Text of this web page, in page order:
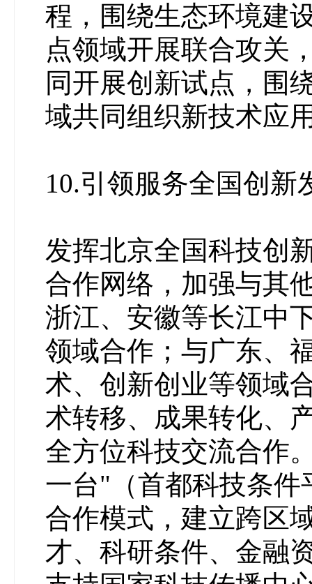
程，围绕生态环境建
点领域开展联合攻关
同开展创新试点，围
域共同组织新技术应
10.引领服务全国创新
发挥北京全国科技创
合作网络，加强与其
浙江、安徽等长江中
领域合作；与广东、
术、创新创业等领域
术转移、成果转化、
全方位科技交流合作
一台"（首都科技条件
合作模式，建立跨区
才、科研条件、金融